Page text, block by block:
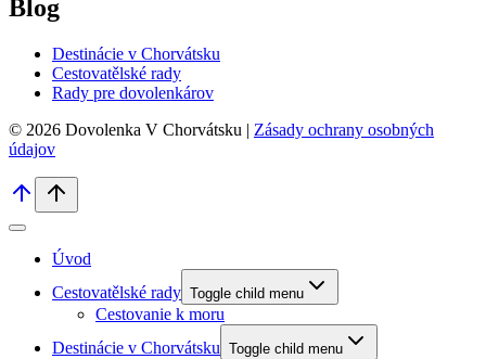
Blog
Destinácie v Chorvátsku
Cestovatělské rady
Rady pre dovolenkárov
© 2026 Dovolenka V Chorvátsku | Zásady ochrany osobných
údajov
Úvod
Cestovatělské rady Toggle child menu
Cestovanie k moru
Destinácie v Chorvátsku Toggle child menu